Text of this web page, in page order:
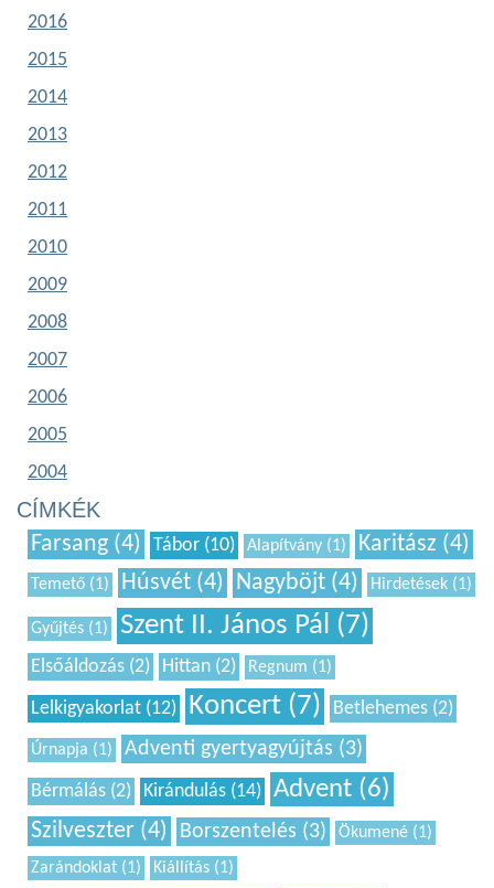
2016
2015
2014
2013
2012
2011
2010
2009
2008
2007
2006
2005
2004
CÍMKÉK
Farsang (4) Tábor (10) Alapítvány (1) Karitász (4)
Temető (1) Húsvét (4) Nagyböjt (4) Hirdetések (1)
Gyűjtés (1) Szent II. János Pál (7)
Elsőáldozás (2) Hittan (2) Regnum (1)
Lelkigyakorlat (12) Koncert (7) Betlehemes (2)
Úrnapja (1) Adventi gyertyagyújtás (3)
Bérmálás (2) Kirándulás (14) Advent (6)
Szilveszter (4) Borszentelés (3)
Ökumené (1)
Zarándoklat (1)
Kiállítás (1)